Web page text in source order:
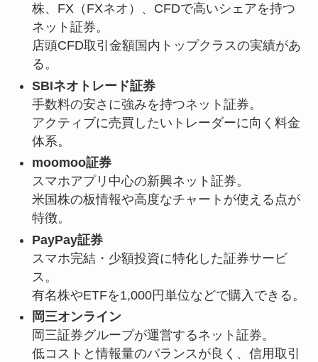
株、FX（FXネオ）、CFDで高いシェアを持つ
ネット証券。
店頭CFD取引金額国内トップクラスの実績があ
る。
SBIネオトレード証券
手数料の安さに強みを持つネット証券。
アクティブに売買したいトレーダーに向く料金
体系。
moomoo証券
スマホアプリ中心の新興ネット証券。
米国株の板情報や高度なチャートが使える点が
特徴。
PayPay証券
スマホ完結・少額投資に特化した証券サービ
ス。
有名株やETFを1,000円単位などで購入できる。
岡三オンライン
岡三証券グループが運営するネット証券。
低コストと情報量のバランスが良く、信用取引